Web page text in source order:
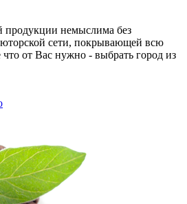
продукции немыслима без
сети, покрывающей всю
от Вас нужно - выбрать город из